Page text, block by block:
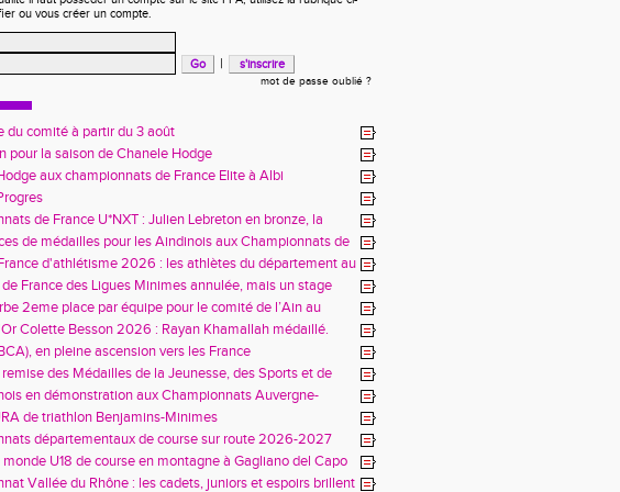
ou vous créer un compte.
|
mot de passe oublié ?
du comité à partir du 3 août
pour la saison de Chanele Hodge
aux championnats de France Elite à Albi
de France U*NXT : Julien Lebreton en bronze, la
confirme son talent
de médailles pour les Aindinois aux Championnats de
à Charléty
d'athlétisme 2026 : les athlètes du département au
à Blois
France des Ligues Minimes annulée, mais un stage
2eme place par équipe pour le comité de l’Ain au
Alpes à Belley
Colette Besson 2026 : Rayan Khamallah médaillé.
en pleine ascension vers les France
des Médailles de la Jeunesse, des Sports et de
Associatif
en démonstration aux Championnats Auvergne-
avant les France
de triathlon Benjamins-Minimes
départementaux de course sur route 2026-2027
U18 de course en montagne à Gagliano del Capo
Vallée du Rhône : les cadets, juniors et espoirs brillent